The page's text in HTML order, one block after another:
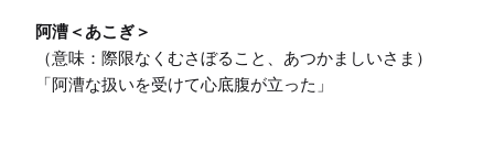
阿漕＜あこぎ＞
（意味：際限なくむさぼること、あつかましいさま）
「阿漕な扱いを受けて心底腹が立った」